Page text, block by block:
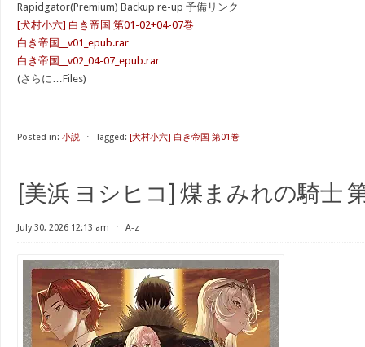
Rapidgator(Premium) Backup re-up 予備リンク
[犬村小六] 白き帝国 第01-02+04-07巻
白き帝国__v01_epub.rar
白き帝国__v02_04-07_epub.rar
(さらに…Files)
Posted in: 小説 ⋅ Tagged: [犬村小六] 白き帝国 第01巻
[美浜 ヨシヒコ] 煤まみれの騎士
July 30, 2026 12:13 am ⋅ A-z